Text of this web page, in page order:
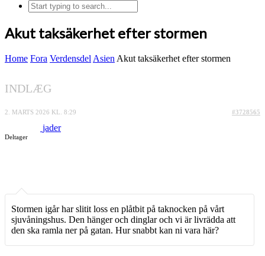
Akut taksäkerhet efter stormen
Home Fora Verdensdel Asien Akut taksäkerhet efter stormen
INDLÆG
2. MARTS 2026 KL. 8:29 #3728565
jader
Deltager
Stormen igår har slitit loss en plåtbit på taknocken på vårt
sjuvåningshus. Den hänger och dinglar och vi är livrädda att
den ska ramla ner på gatan. Hur snabbt kan ni vara här?